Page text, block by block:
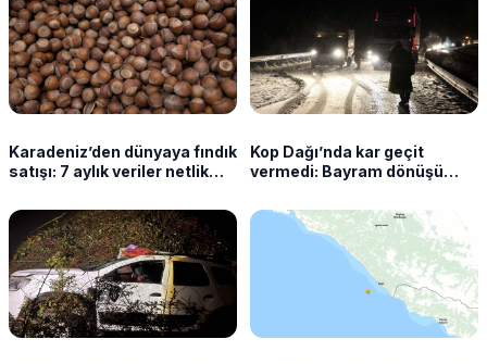
Karadeniz’den dünyaya fındık
satışı: 7 aylık veriler netlik
Kop Dağı’nda kar geçit
vermedi: Bayram dönüşü